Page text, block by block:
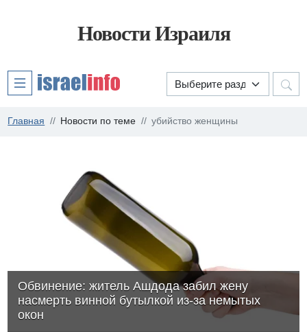
Новости Израиля
Главная Новости по теме убийство женщины
Обвинение: житель Ашдода забил жену
насмерть винной бутылкой из-за немытых
окон